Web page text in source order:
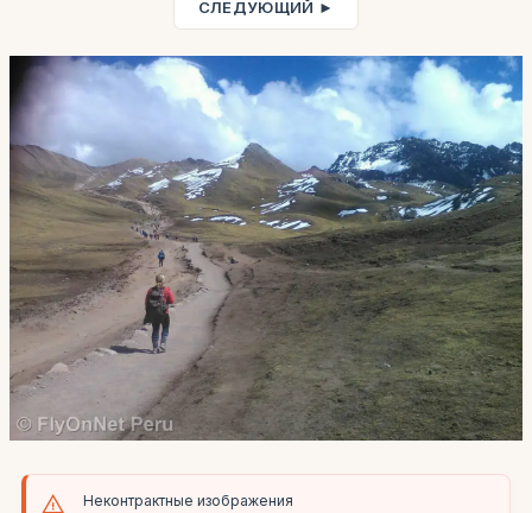
СЛЕДУЮЩИЙ ►
Неконтрактные изображения